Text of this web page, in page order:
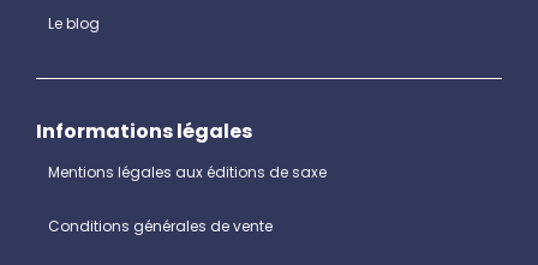
Le blog
Informations légales
Mentions légales aux éditions de saxe
Conditions générales de vente